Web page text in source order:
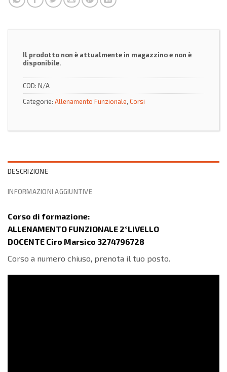
Il prodotto non è attualmente in magazzino e non è
disponibile.
COD: N/A
Categorie: Allenamento Funzionale, Corsi
DESCRIZIONE
INFORMAZIONI AGGIUNTIVE
Corso di formazione:
ALLENAMENTO FUNZIONALE 2°LIVELLO
DOCENTE Ciro Marsico 3274796728
Corso a numero chiuso, prenota il tuo posto.